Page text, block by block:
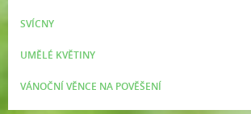
SVÍCNY
UMĚLÉ KVĚTINY
VÁNOČNÍ VĚNCE NA POVĚŠENÍ